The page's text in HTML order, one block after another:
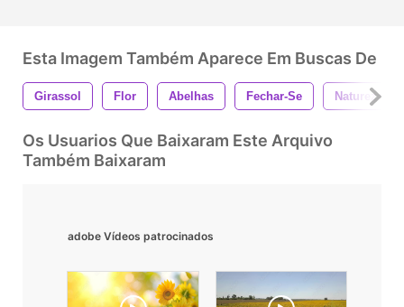
Esta Imagem Também Aparece Em Buscas De
Girassol Flor Abelhas Fechar-Se Natureza
Os Usuarios Que Baixaram Este Arquivo
Também Baixaram
adobe Vídeos patrocinados